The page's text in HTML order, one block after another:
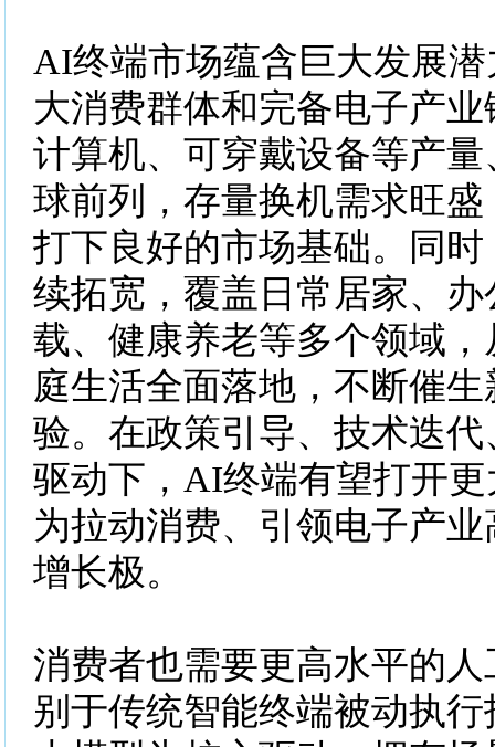
AI终端市场蕴含巨大发展
大消费群体和完备电子产
计算机、可穿戴设备等产
球前列，存量换机需求旺
打下良好的市场基础。同
续拓宽，覆盖日常居家、
载、健康养老等多个领域
庭生活全面落地，不断催
验。在政策引导、技术迭
驱动下，AI终端有望打开
为拉动消费、引领电子产
增长极。
消费者也需要更高水平的
别于传统智能终端被动执